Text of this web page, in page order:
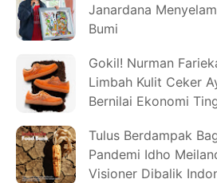
Janardana
Bumi
Gokil! Nurman
Limbah Kulit Ceker
Bernilai Ekonomi
Tulus Berdampak
Pandemi Idho
Visioner Dibalik